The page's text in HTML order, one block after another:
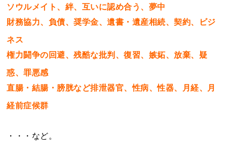
ソウルメイト、絆、互いに認め合う、夢中
財務協力、負債、奨学金、遺書・遺産相続、契約、ビジ
ネス
権力闘争の回避、残酷な批判、復習、嫉妬、放棄、疑
惑、罪悪感
直腸・結腸・膀胱など排泄器官、性病、性器、月経、月
経前症候群
・・・など。